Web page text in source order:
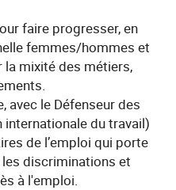
faire progresser, en
femmes/hommes et
mixité des métiers,
avec le Défenseur des
internationale du travail)
de l’emploi qui porte
discriminations et
à l'emploi.